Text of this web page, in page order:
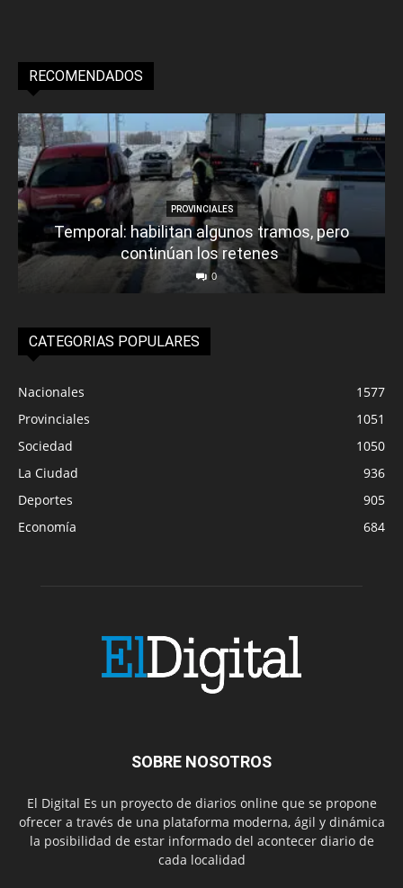
RECOMENDADOS
PROVINCIALES
Temporal: habilitan algunos tramos, pero
continúan los retenes
0
CATEGORIAS POPULARES
Nacionales
1577
Provinciales
1051
Sociedad
1050
La Ciudad
936
Deportes
905
Economía
684
SOBRE NOSOTROS
El Digital Es un proyecto de diarios online que se propone
ofrecer a través de una plataforma moderna, ágil y dinámica
la posibilidad de estar informado del acontecer diario de
cada localidad